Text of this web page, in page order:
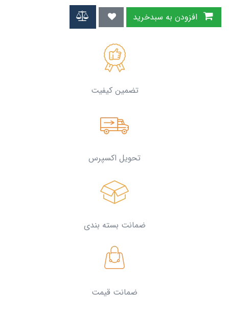
تضمین کیفیت
تحویل اکسپرس
ضمانت بسته بندی
ضمانت قیمت